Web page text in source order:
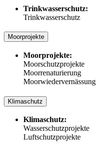
Trinkwasserschutz:
Trinkwasserschutz
Moorprojekte
Moorprojekte:
Moorschutzprojekte
Moorrenaturierung
Moorwiedervernässung
Klimaschutz
Klimaschutz:
Wasserschutzprojekte
Luftschutzprojekte